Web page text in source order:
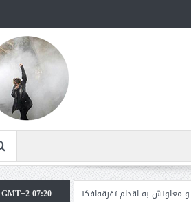
تفرقه‌افکنان/سفر ژنرال منیر به عربستانGMT+2 07:20